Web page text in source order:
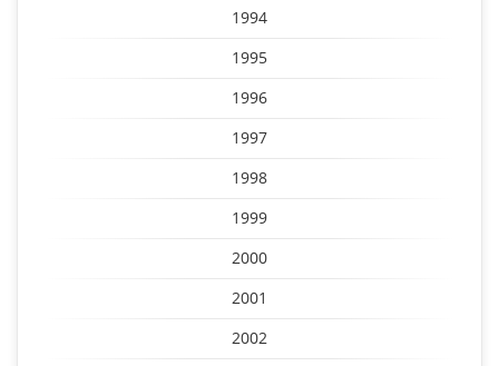
1994
1995
1996
1997
1998
1999
2000
2001
2002